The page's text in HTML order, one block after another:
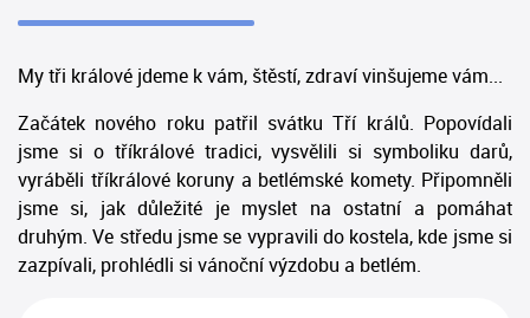
My tři králové jdeme k vám, štěstí, zdraví vinšujeme vám...
Začátek nového roku patřil svátku Tří králů. Popovídali
jsme si o tříkrálové tradici, vysvělili si symboliku darů,
vyráběli tříkrálové koruny a betlémské komety. Připomněli
jsme si, jak důležité je myslet na ostatní a pomáhat
druhým. Ve středu jsme se vypravili do kostela, kde jsme si
zazpívali, prohlédli si vánoční výzdobu a betlém.